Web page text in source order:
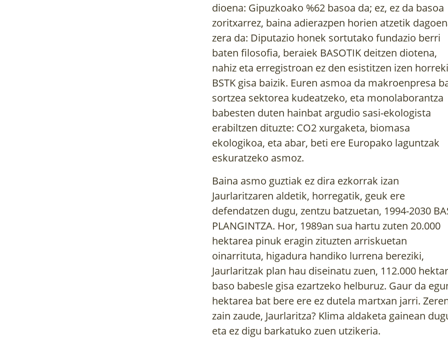
dioena: Gipuzkoako %62 basoa da; ez, ez da basoa
zoritxarrez, baina adierazpen horien atzetik
zera da: Diputazio honek sortutako fundazio berri
baten filosofia, beraiek BASOTIK deitzen diotena,
nahiz eta erregistroan ez den esistitzen izen
BSTK gisa baizik. Euren asmoa da makroenpresa
sortzea sektorea kudeatzeko, eta monolaborantza
babesten duten hainbat argudio sasi-ekologista
erabiltzen dituzte: CO2 xurgaketa, biomasa
ekologikoa, eta abar, beti ere Europako laguntzak
eskuratzeko asmoz.
Baina asmo guztiak ez dira ezkorrak izan
Jaurlaritzaren aldetik, horregatik, geuk ere
defendatzen dugu, zentzu batzuetan, 1994-2030
PLANGINTZA. Hor, 1989an sua hartu zuten 20.000
hektarea pinuk eragin zituzten arriskuetan
oinarrituta, higadura handiko lurrena bereziki,
Jaurlaritzak plan hau diseinatu zuen, 112.000
baso babesle gisa ezartzeko helburuz. Gaur da
hektarea bat bere ere ez dutela martxan jarri.
zain zaude, Jaurlaritza? Klima aldaketa gainean
eta ez digu barkatuko zuen utzikeria.